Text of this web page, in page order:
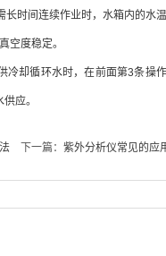
间连续作业时，水箱内的水温
空度稳定。
却循环水时，在前面第3条操作
应。
下一篇： 紫外分析仪常见的应